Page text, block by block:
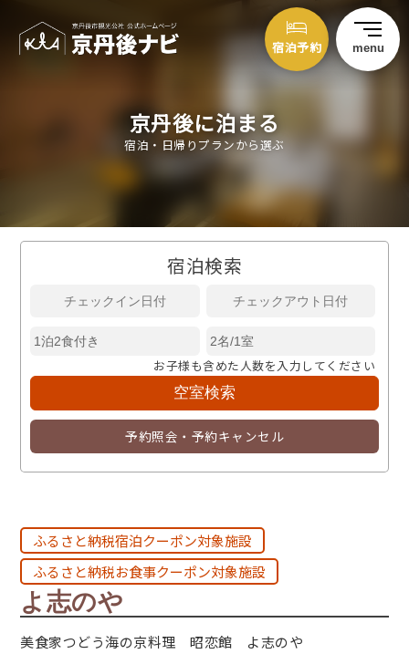
宿泊予約 menu
京丹後に泊まる
宿泊・日帰りプランから選ぶ
宿泊検索
お子様も含めた人数を入力してください
予約照会・予約キャンセル
ふるさと納税宿泊クーポン対象施設
ふるさと納税お食事クーポン対象施設
よ志のや
美食家つどう海の京料理 昭恋館 よ志のや